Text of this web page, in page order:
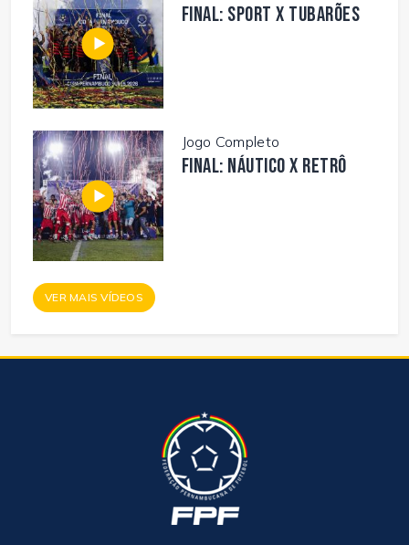
FINAL: SPORT X TUBARÕES
Jogo Completo
FINAL: NÁUTICO X RETRÔ
VER MAIS VÍDEOS